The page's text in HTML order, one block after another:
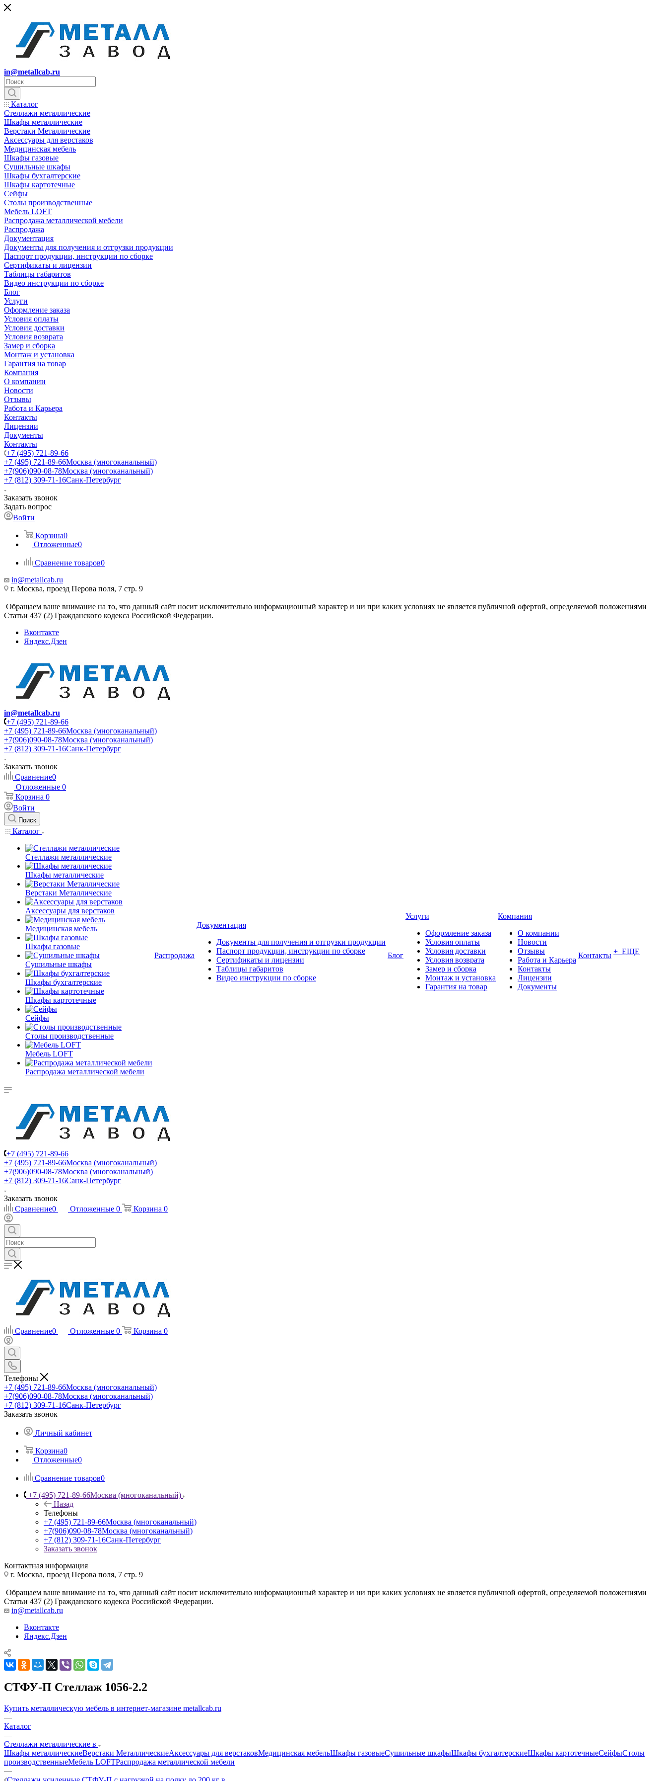
in@metallcab.ru
Каталог
Стеллажи металлические
Шкафы металлические
Верстаки Металлические
Аксессуары для верстаков
Медицинская мебель
Шкафы газовые
Сушильные шкафы
Шкафы бухгалтерские
Шкафы картотечные
Сейфы
Столы производственные
Мебель LOFT
Распродажа металлической мебели
Распродажа
Документация
Документы для получения и отгрузки продукции
Паспорт продукции, инструкции по сборке
Сертификаты и лицензии
Таблицы габаритов
Видео инструкции по сборке
Блог
Услуги
Оформление заказа
Условия оплаты
Условия доставки
Условия возврата
Замер и сборка
Монтаж и установка
Гарантия на товар
Компания
О компании
Новости
Отзывы
Работа и Карьера
Контакты
Лицензии
Документы
Контакты
+7 (495) 721-89-66
+7 (495) 721-89-66Москва (многоканальный)
+7(906)090-08-78Москва (многоканальный)
+7 (812) 309-71-16Санк-Петербург
Заказать звонок
Задать вопрос
Войти
Корзина0
Отложенные0
Сравнение товаров0
in@metallcab.ru
г. Москва, проезд Перова поля, 7 стр. 9
Обращаем ваше внимание на то, что данный сайт носит исключительно информационный характер и ни при каких условиях не является публичной офертой, определяемой положениями
Статьи 437 (2) Гражданского кодекса Российской Федерации.
Вконтакте
Яндекс.Дзен
in@metallcab.ru
+7 (495) 721-89-66
+7 (495) 721-89-66Москва (многоканальный)
+7(906)090-08-78Москва (многоканальный)
+7 (812) 309-71-16Санк-Петербург
Заказать звонок
Сравнение0
Отложенные 0
Корзина 0
Войти
Поиск
Каталог
Стеллажи металлические
Шкафы металлические
Верстаки Металлические
Аксессуары для верстаков
Медицинская мебель
Шкафы газовые
Сушильные шкафы
Шкафы бухгалтерские
Шкафы картотечные
Сейфы
Столы производственные
Мебель LOFT
Распродажа металлической мебели
Распродажа
Документация
Документы для получения и отгрузки продукции
Паспорт продукции, инструкции по сборке
Сертификаты и лицензии
Таблицы габаритов
Видео инструкции по сборке
Блог
Услуги
Оформление заказа
Условия оплаты
Условия доставки
Условия возврата
Замер и сборка
Монтаж и установка
Гарантия на товар
Компания
О компании
Новости
Отзывы
Работа и Карьера
Контакты
Лицензии
Документы
Контакты + ЕЩЕ
+7 (495) 721-89-66
+7 (495) 721-89-66Москва (многоканальный)
+7(906)090-08-78Москва (многоканальный)
+7 (812) 309-71-16Санк-Петербург
Заказать звонок
Сравнение0 Отложенные 0 Корзина 0
Сравнение0 Отложенные 0 Корзина 0
Телефоны
+7 (495) 721-89-66Москва (многоканальный)
+7(906)090-08-78Москва (многоканальный)
+7 (812) 309-71-16Санк-Петербург
Заказать звонок
Личный кабинет
Корзина0
Отложенные0
Сравнение товаров0
+7 (495) 721-89-66Москва (многоканальный)
Назад
Телефоны
+7 (495) 721-89-66Москва (многоканальный)
+7(906)090-08-78Москва (многоканальный)
+7 (812) 309-71-16Санк-Петербург
Заказать звонок
Контактная информация
г. Москва, проезд Перова поля, 7 стр. 9
Обращаем ваше внимание на то, что данный сайт носит исключительно информационный характер и ни при каких условиях не является публичной офертой, определяемой положениями
Статьи 437 (2) Гражданского кодекса Российской Федерации.
in@metallcab.ru
Вконтакте
Яндекс.Дзен
СТФУ-П Стеллаж 1056-2.2
Купить металлическую мебель в интернет-магазине metallcab.ru
—
Каталог
—
Стеллажи металлические в
Шкафы металлическиеВерстаки МеталлическиеАксессуары для верстаковМедицинская мебельШкафы газовыеСушильные шкафыШкафы бухгалтерскиеШкафы картотечныеСейфыСтолы
производственныеМебель LOFTРаспродажа металлической мебели
—